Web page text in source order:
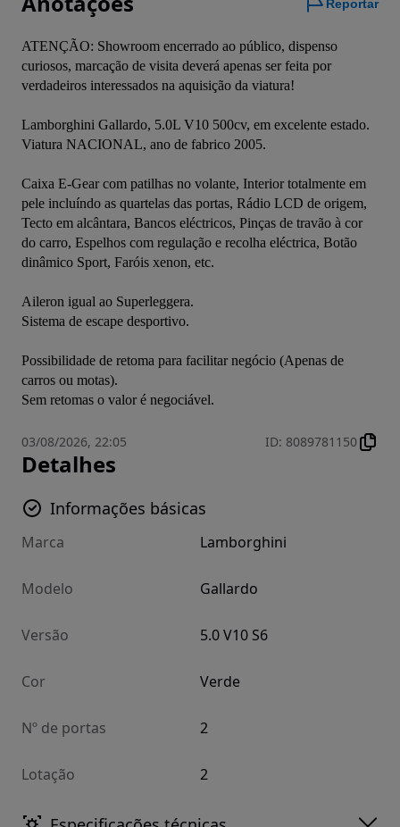
Reportar
ATENÇÃO: Showroom encerrado ao público, dispenso
curiosos, marcação de visita deverá apenas ser feita por
verdadeiros interessados na aquisição da viatura!
Lamborghini Gallardo, 5.0L V10 500cv, em excelente estado.
Viatura NACIONAL, ano de fabrico 2005.
Caixa E-Gear com patilhas no volante, Interior totalmente em
pele incluíndo as quartelas das portas, Rádio LCD de origem,
Tecto em alcântara, Bancos eléctricos, Pinças de travão à cor
do carro, Espelhos com regulação e recolha eléctrica, Botão
dinâmico Sport, Faróis xenon, etc.
Aileron igual ao Superleggera.
Sistema de escape desportivo.
Possibilidade de retoma para facilitar negócio (Apenas de
carros ou motas).
Sem retomas o valor é negociável.
03/08/2026, 22:05 ID: 8089781150
Detalhes
Informações básicas
Marca Lamborghini
Modelo Gallardo
Versão 5.0 V10 S6
Cor Verde
Nº de portas 2
Lotação 2